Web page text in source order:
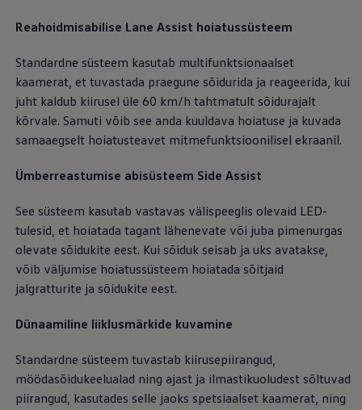
Reahoidmisabilise Lane Assist hoiatussüsteem
Standardne süsteem kasutab multifunktsionaalset
kaamerat, et tuvastada praegune sõidurida ja reageerida, kui
juht kaldub kiirusel üle 60 km/h tahtmatult sõidurajalt
kõrvale. Samuti võib see anda kuuldava hoiatuse ja kuvada
samaaegselt hoiatusteavet mitmefunktsioonilisel ekraanil.
Ümberreastumise abisüsteem Side Assist
See süsteem kasutab vastavas välispeeglis olevaid LED-
tulesid, et hoiatada tagant lähenevate või juba pimenurgas
olevate sõidukite eest. Kui sõiduk seisab ja uks avatakse,
võib väljumise hoiatussüsteem hoiatada sõitjaid
jalgratturite ja sõidukite eest.
Dünaamiline liiklusmärkide kuvamine
Standardne süsteem tuvastab kiirusepiirangud,
möödasõidukeelualad ning ajast ja ilmastikuoludest sõltuvad
piirangud, kasutades selle jaoks spetsiaalset kaamerat, ning